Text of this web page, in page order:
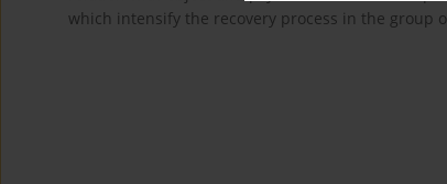
which intensify the recovery process in the group